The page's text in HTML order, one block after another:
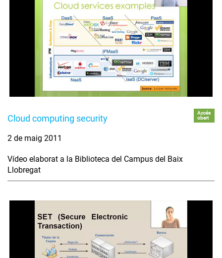
Cloud computing security
Accés
obert
2 de maig 2011
Vídeo elaborat a la Biblioteca del Campus del Baix
Llobregat